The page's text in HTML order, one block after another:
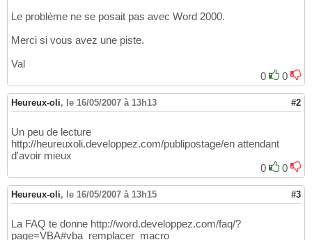
Le problème ne se posait pas avec Word 2000.
Merci si vous avez une piste.
Val
0
0
Heureux-oli, le 16/05/2007 à 13h13 #2
Un peu de lecture
http://heureuxoli.developpez.com/publipostage/en attendant
d'avoir mieux
0
0
Heureux-oli, le 16/05/2007 à 13h15 #3
La FAQ te donne http://word.developpez.com/faq/?
page=VBA#vba_remplacer_macro